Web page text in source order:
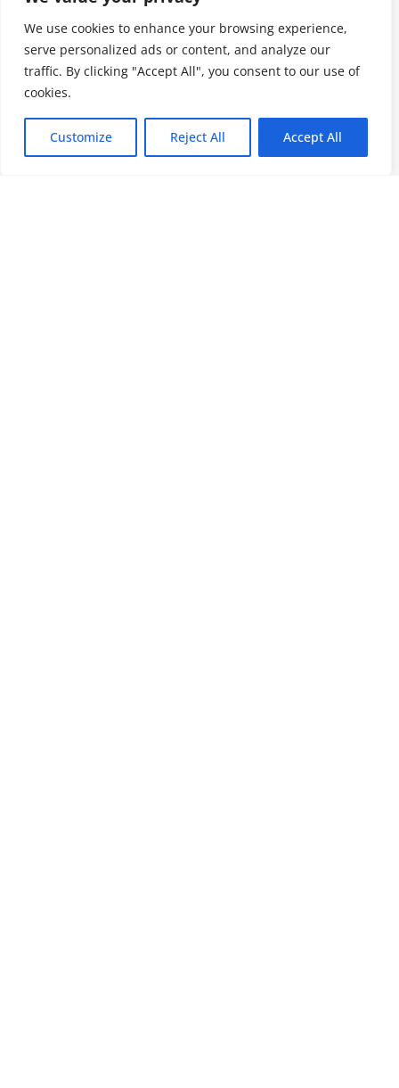
We use cookies to enhance your browsing experience,
serve personalized ads or content, and analyze our
traffic. By clicking "Accept All", you consent to our use of
cookies.
Customize Reject All Accept All